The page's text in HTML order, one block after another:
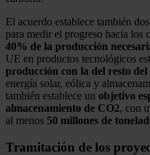
El acuerdo establece también
para medir el progreso hacia los
40% de la producción
UE en productos tecnológicos
producción con la del resto del
energía solar, eólica y
también establece un objetivo
almacenamiento de CO2, con
al menos 50 millones de
Tramitación de los